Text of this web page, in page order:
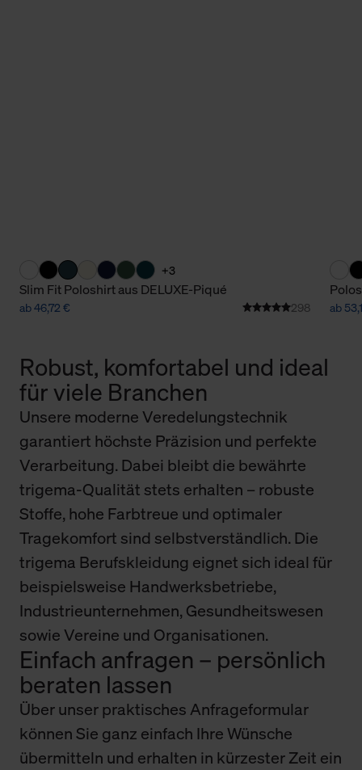
+3
Slim Fit Poloshirt aus DELUXE-Piqué
ab 46,72 € 298 ab
Robust, komfortabel und ideal
für viele Branchen
Unsere moderne Veredelungstechnik
garantiert höchste Präzision und perfekte
Verarbeitung. Dabei bleibt die bewährte
trigema-Qualität stets erhalten – robuste
Stoffe, hohe Farbtreue und optimaler
Tragekomfort sind selbstverständlich. Die
trigema Berufskleidung eignet sich ideal für
beispielsweise Handwerksbetriebe,
Industrieunternehmen, Gesundheitswesen
sowie Vereine und Organisationen.
Einfach anfragen – persönlich
beraten lassen
Über unser praktisches Anfrageformular
können Sie ganz einfach Ihre Wünsche
übermitteln und erhalten in kürzester Zeit ein